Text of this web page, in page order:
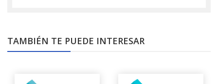
TAMBIÉN TE PUEDE INTERESAR